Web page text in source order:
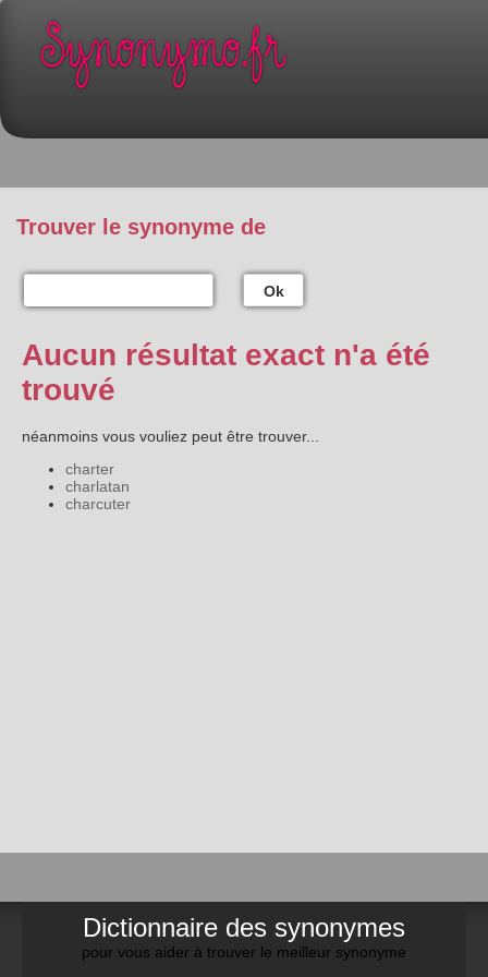
Trouver le synonyme de
Ok
Aucun résultat exact n'a été
trouvé
néanmoins vous vouliez peut être trouver...
charter
charlatan
charcuter
Dictionnaire des synonymes
pour vous aider à trouver le meilleur synonyme